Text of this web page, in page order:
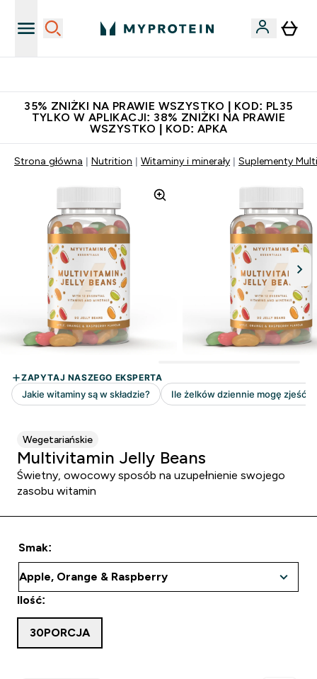
35% ZNIŻKI NA PRAWIE WSZYSTKO | KOD: PL35
TYLKO W APLIKACJI: 38% ZNIŻKI NA PRAWIE
WSZYSTKO | KOD: APKA
Strona główna Nutrition Witaminy i minerały Suplementy
Wegetariańskie
Multivitamin Jelly Beans
Świetny, owocowy sposób na uzupełnienie swojego
zasobu witamin
Smak:
Ilość:
30PORCJA